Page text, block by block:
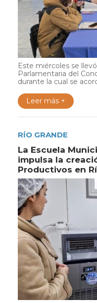
Este miércoles se
Parlamentaria del
durante la cual se
Leer más +
RÍO GRANDE
La Escuela
impulsa la
Productivos en